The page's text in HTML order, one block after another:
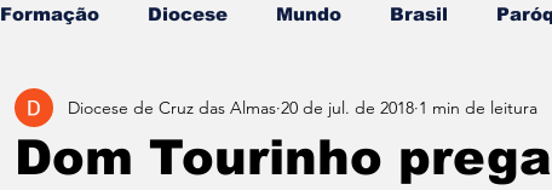
Formação Diocese Mundo Brasil
Dom Tourinho
Diocese de Cruz das Almas 20 de jul. de 2018 1 min de leitura